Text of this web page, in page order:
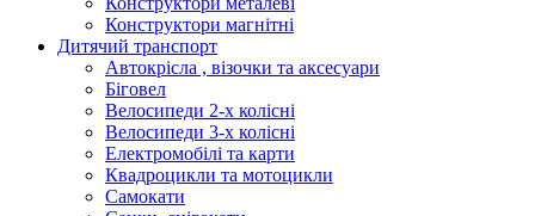
Конструктори магнітні
Дитячий транспорт
Автокрісла , візочки та аксесуари
Біговел
Велосипеди 2-х колісні
Велосипеди 3-х колісні
Електромобілі та карти
Квадроцикли та мотоцикли
Самокати